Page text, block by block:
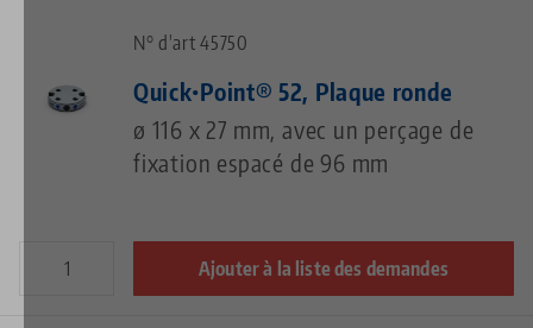
N° d'art 45750
Quick•Point® 52, Plaque ronde
ø 116 x 27 mm, avec un perçage de
fixation espacé de 96 mm
Ajouter à la liste des demandes